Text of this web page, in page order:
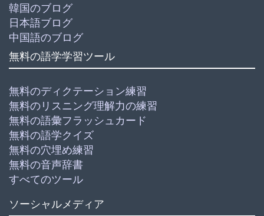
韓国のブログ
日本語ブログ
中国語のブログ
無料の語学学習ツール
無料のディクテーション練習
無料のリスニング理解力の練習
無料の語彙フラッシュカード
無料の語学クイズ
無料の穴埋め練習
無料の音声辞書
すべてのツール
ソーシャルメディア